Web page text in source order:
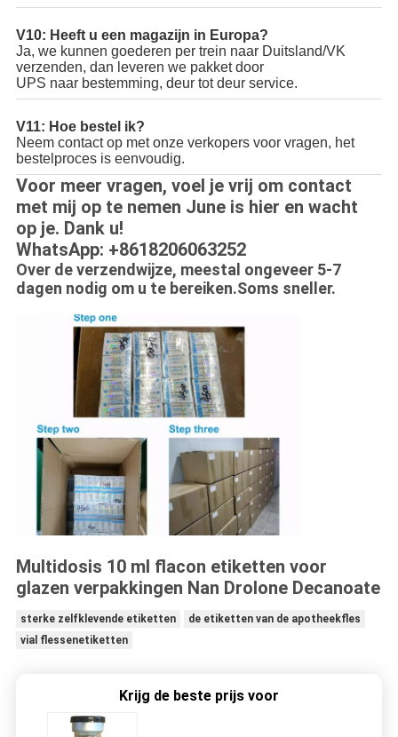
V10: Heeft u een magazijn in Europa?
Ja, we kunnen goederen per trein naar Duitsland/VK
verzenden, dan leveren we pakket door
UPS naar bestemming, deur tot deur service.
V11: Hoe bestel ik?
Neem contact op met onze verkopers voor vragen, het
bestelproces is eenvoudig.
Voor meer vragen, voel je vrij om contact
met mij op te nemen June is hier en wacht
op je. Dank u!
WhatsApp: +8618206063252
Over de verzendwijze, meestal ongeveer 5-7
dagen nodig om u te bereiken.Soms sneller.
Multidosis 10 ml flacon etiketten voor
glazen verpakkingen Nan Drolone Decanoate
sterke zelfklevende etiketten
de etiketten van de apotheekfles
vial flessenetiketten
Krijg de beste prijs voor